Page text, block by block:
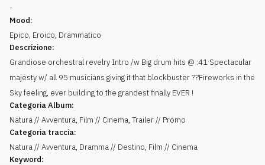
-
Mood:
Epico, Eroico, Drammatico
Descrizione:
Grandiose orchestral revelry Intro /w Big drum hits @ :41 Spectacular
majesty w/ all 95 musicians giving it that blockbuster ??Fireworks in the
Sky feeling, ever building to the grandest finally EVER !
Categoria Album:
Natura // Avventura, Film // Cinema, Trailer // Promo
Categoria traccia:
Natura // Avventura, Dramma // Destino, Film // Cinema
Keyword: